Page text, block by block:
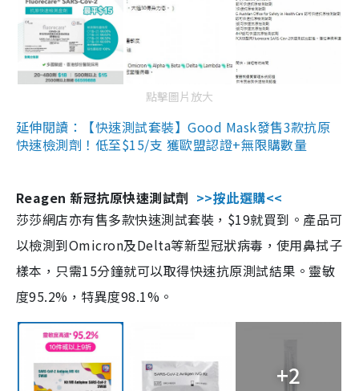
點擊圖片放大
延伸閱讀：【快速測試套裝】Good Mask發售3款抗原
快速檢測劑！低至$15/支 獲歐盟認證+無限購數量
Reagen 新冠抗原快速測試劑 >>按此選購<<
莎莎網店亦有售多款快速測試套裝，$19就買到。產品可
以檢測到Omicron及Delta等新型冠狀病毒，使用鼻拭子
樣本，只需15分鐘就可以取得快速抗原測試結果。靈敏
度95.2%，特異度98.1%。
+2